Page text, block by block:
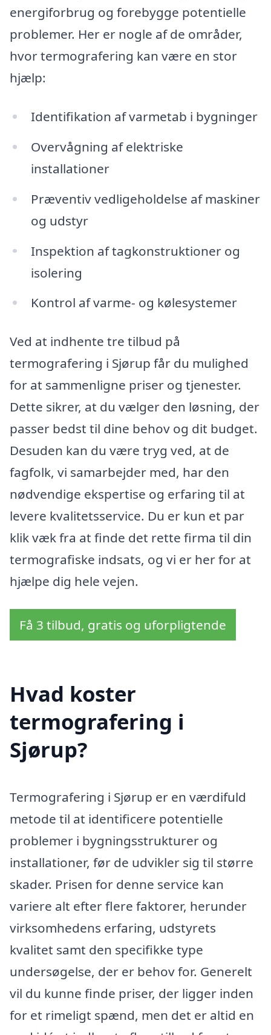
energiforbrug og forebygge potentielle
problemer. Her er nogle af de områder,
hvor termografering kan være en stor
hjælp:
Identifikation af varmetab i bygninger
Overvågning af elektriske
installationer
Præventiv vedligeholdelse af maskiner
og udstyr
Inspektion af tagkonstruktioner og
isolering
Kontrol af varme- og kølesystemer
Ved at indhente tre tilbud på
termografering i Sjørup får du mulighed
for at sammenligne priser og tjenester.
Dette sikrer, at du vælger den løsning, der
passer bedst til dine behov og dit budget.
Desuden kan du være tryg ved, at de
fagfolk, vi samarbejder med, har den
nødvendige ekspertise og erfaring til at
levere kvalitetsservice. Du er kun et par
klik væk fra at finde det rette firma til din
termografiske indsats, og vi er her for at
hjælpe dig hele vejen.
Få 3 tilbud, gratis og uforpligtende
Hvad koster
termografering i
Sjørup?
Termografering i Sjørup er en værdifuld
metode til at identificere potentielle
problemer i bygningsstrukturer og
installationer, før de udvikler sig til større
skader. Prisen for denne service kan
variere alt efter flere faktorer, herunder
virksomhedens erfaring, udstyrets
kvalitet samt den specifikke type
undersøgelse, der er behov for. Generelt
vil du kunne finde priser, der ligger inden
for et rimeligt spænd, men det er altid en